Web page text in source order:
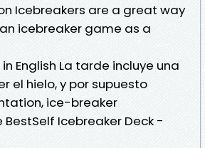
Icebreakers are a great way
icebreaker game as a
English La tarde incluye una
el hielo, y por supuesto
ice-breaker
Icebreaker Deck -